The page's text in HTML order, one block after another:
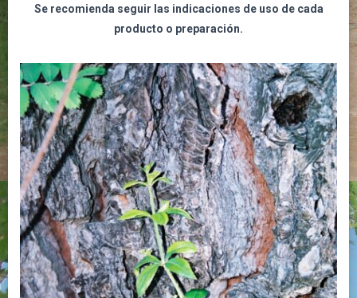
Se recomienda seguir las indicaciones de uso de cada
producto o preparación.